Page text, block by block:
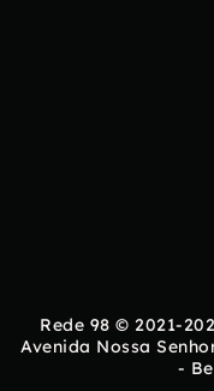
Rede 98 © 2021-
Avenida Nossa
-